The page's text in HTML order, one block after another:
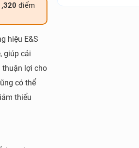
điểm
hiệu E&S
giúp cải
thuận lợi cho
có thể
thiểu